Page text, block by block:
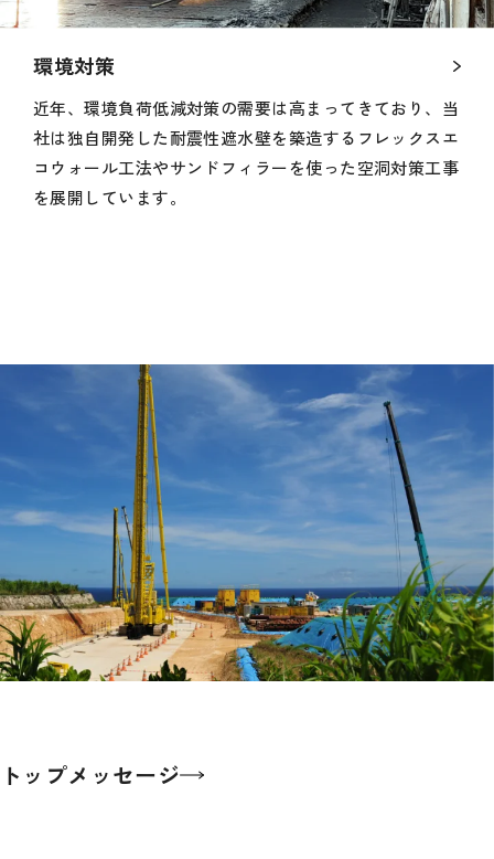
環境対策
近年、環境負荷低減対策の需要は高まってきており、当
社は独自開発した耐震性遮水壁を築造するフレックスエ
コウォール工法やサンドフィラーを使った空洞対策工事
を展開しています。
トップメッセージ